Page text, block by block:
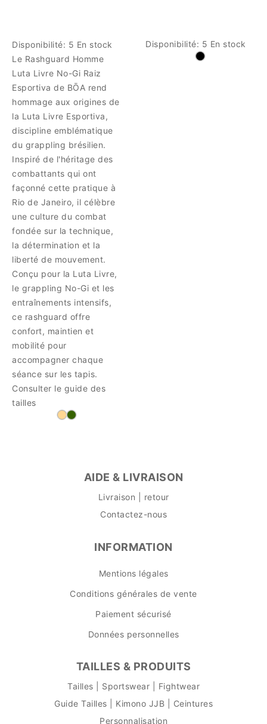
Disponibilité: 5 En stock
Le Rashguard Homme
Luta Livre No-Gi Raiz
Esportiva de BŌA rend
hommage aux origines de
la Luta Livre Esportiva,
discipline emblématique
du grappling brésilien.
Inspiré de l'héritage des
combattants qui ont
façonné cette pratique à
Rio de Janeiro, il célèbre
une culture du combat
fondée sur la technique,
la détermination et la
liberté de mouvement.
Conçu pour la Luta Livre,
le grappling No-Gi et les
entraînements intensifs,
ce rashguard offre
confort, maintien et
mobilité pour
accompagner chaque
séance sur les tapis.
Consulter le guide des
tailles
Disponibilité: 5 En stock
AIDE & LIVRAISON
Livraison | retour
Contactez-nous
INFORMATION
Mentions légales
Conditions générales de vente
Paiement sécurisé
Données personnelles
TAILLES & PRODUITS
Tailles | Sportswear | Fightwear
Guide Tailles | Kimono JJB | Ceintures
Personnalisation